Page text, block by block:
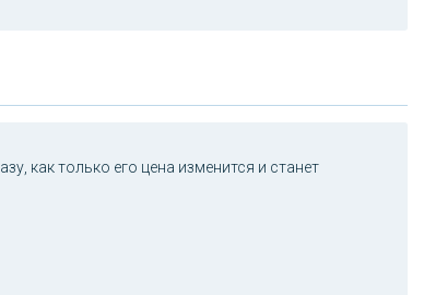
как только его цена изменится и станет